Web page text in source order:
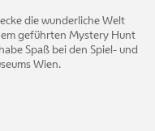
die wunderliche Welt
geführten Mystery Hunt
Spaß bei den Spiel- und
Wien.